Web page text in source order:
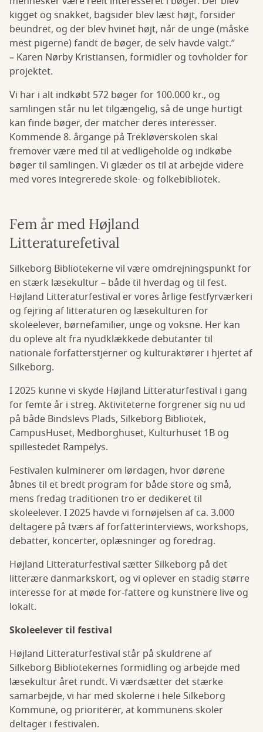
kigget og snakket, bagsider blev læst højt, forsider
beundret, og der blev hvinet højt, når de unge (måske
mest pigerne) fandt de bøger, de selv havde valgt.”
– Karen Nørby Kristiansen, formidler og tovholder for
projektet.
Vi har i alt indkøbt 572 bøger for 100.000 kr., og
samlingen står nu let tilgængelig, så de unge hurtigt
kan finde bøger, der matcher deres interesser.
Kommende 8. årgange på Trekløverskolen skal
fremover være med til at vedligeholde og indkøbe
bøger til samlingen. Vi glæder os til at arbejde videre
med vores integrerede skole- og folkebibliotek.
Fem år med Højland
Litteraturefetival
Silkeborg Bibliotekerne vil være omdrejningspunkt for
en stærk læsekultur – både til hverdag og til fest.
Højland Litteraturfestival er vores årlige festfyrværkeri
og fejring af litteraturen og læsekulturen for
skoleelever, børnefamilier, unge og voksne. Her kan
du opleve alt fra nyudklækkede debutanter til
nationale forfatterstjerner og kulturaktører i hjertet af
Silkeborg.
I 2025 kunne vi skyde Højland Litteraturfestival i gang
for femte år i streg. Aktiviteterne forgrener sig nu ud
på både Bindslevs Plads, Silkeborg Bibliotek,
CampusHuset, Medborghuset, Kulturhuset 1B og
spillestedet Rampelys.
Festivalen kulminerer om lørdagen, hvor dørene
åbnes til et bredt program for både store og små,
mens fredag traditionen tro er dedikeret til
skoleelever. I 2025 havde vi fornøjelsen af ca. 3.000
deltagere på tværs af forfatterinterviews, workshops,
debatter, koncerter, oplæsninger og foredrag.
Højland Litteraturfestival sætter Silkeborg på det
litterære danmarkskort, og vi oplever en stadig større
interesse for at møde for-fattere og kunstnere live og
lokalt.
Skoleelever til festival
Højland Litteraturfestival står på skuldrene af
Silkeborg Bibliotekernes formidling og arbejde med
læsekultur året rundt. Vi værdsætter det stærke
samarbejde, vi har med skolerne i hele Silkeborg
Kommune, og prioriterer, at kommunens skoler
deltager i festivalen.